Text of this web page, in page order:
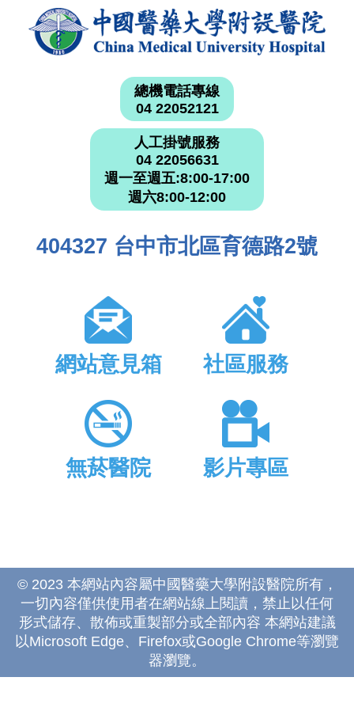
總機電話專線
04 22052121
人工掛號服務
04 22056631
週一至週五:8:00-17:00
週六8:00-12:00
404327 台中市北區育德路2號
網站意見箱 社區服務
無菸醫院 影片專區
© 2023 本網站內容屬中國醫藥大學附設醫院所有，
一切內容僅供使用者在網站線上閱讀，禁止以任何
形式儲存、散佈或重製部分或全部內容 本網站建議
以Microsoft Edge、Firefox或Google Chrome等瀏覽
器瀏覽。